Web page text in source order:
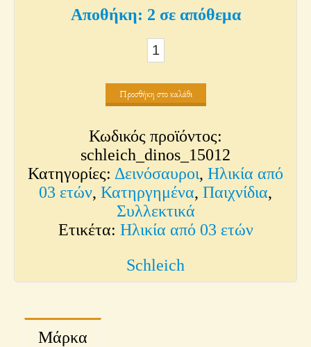
2 σε απόθεμα
Διμορφοντόν
ποσότητα
Προσθήκη στο καλάθι
Κωδικός προϊόντος:
schleich_dinos_15012
Κατηγορίες: Δεινόσαυροι, Ηλικία από
03 ετών, Κατηργημένα, Παιχνίδια,
Συλλεκτικά
Ετικέτα: Ηλικία από 03 ετών
Schleich
Μάρκα